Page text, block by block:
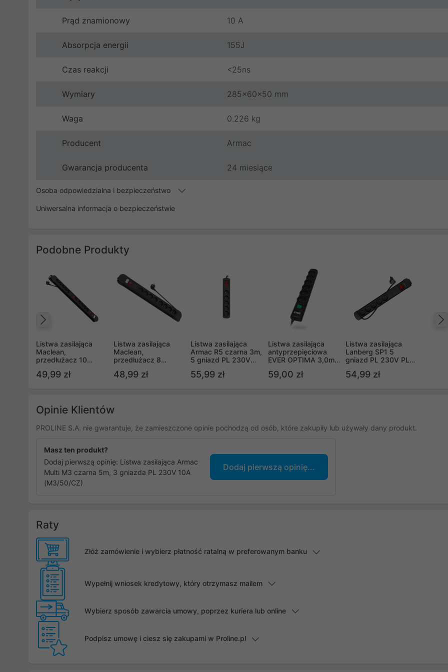
Prąd znamionowy 10 A
Absorpcja energii 155J
Czas reakcji <25ns
Wymiary 285x60x50 mm
Waga 0.226 kg
Producent Armac
Gwarancja producenta 24 miesiące
Osoba odpowiedzialna i bezpieczeństwo
Uniwersalna informacja o bezpieczeństwie
Podobne Produkty
Listwa zasilająca
Maclean,
przedłużacz 10
włącznikami,
3680W, MCE10
49,99 zł
Listwa zasilająca
Maclean,
przedłużacz 8
zabezpieczenie
48,99 zł
Listwa zasilająca
Armac R5 czarna 3m,
5 gniazd PL 230V
55,99 zł
Listwa zasilająca
antyprzepięciowa
EVER OPTIMA 3,0m
OPT030/0000)
59,00 zł
Listwa zasilająca
Lanberg SP1 5
gniazd PL 230V PL
54,99 zł
Opinie Klientów
PROLINE S.A. nie gwarantuje, że zamieszczone opinie pochodzą od osób, które zakupiły lub używały dany produkt.
Masz ten produkt?
Dodaj pierwszą opinię: Listwa zasilająca Armac
Multi M3 czarna 5m, 3 gniazda PL 230V 10A
(M3/50/CZ)
Dodaj pierwszą opinię...
Raty
Złóż zamówienie i wybierz płatność ratalną w preferowanym banku
Wypełnij wniosek kredytowy, który otrzymasz mailem
Wybierz sposób zawarcia umowy, poprzez kuriera lub online
Podpisz umowę i ciesz się zakupami w Proline.pl